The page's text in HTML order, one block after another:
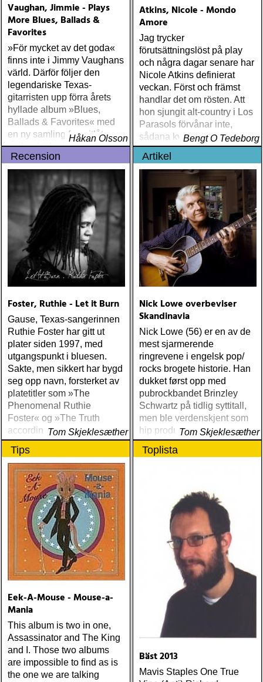
Vaughan, Jimmie - Plays
More Blues, Ballads &
Favorites
»För mycket av det goda«
finns inte i Jimmy Vaughans
värld. Därför följer den
legendariske Texas-
gitarristen upp förra årets
hyllade album »Blues,
Ballads & Favorites« med
en ny samling favoritlåtar
under det logiska namnet
»More Blues, Ballads &
Favorites«
Håkan Olsson
Atkins, Nicole - Mondo
Amore
Jag trycker
förutsättningslöst på play
och några dagar senare har
Nicole Atkins definierat
veckan. Först och främst
handlar det om rösten. Att
hon sjungit alt-country i Los
Parasols förvånar inte,
sådana kvaliteter är lätta att
föreställa sig, men detta är
något helt annat
Bengt O Tedeborg
Recension
Foster, Ruthie - Let it Burn
Gause, Texas-sangerinnen
Ruthie Foster har gitt ut
plater siden 1997, med
utgangspunkt i bluesen.
Sakte, men sikkert har bygd
seg opp navn, forsterket av
platetitler som »The
Phenomenal Ruthie
Foster« og »The Truth
according to Ruthie Foster«
Tom Skjeklesæther
Artikel
Nick Lowe overbeviser
Skandinavia
Nick Lowe (56) er en av de
mest sjarmerende
ringrevene i engelsk pop/
rocks brogete historie. Han
dukket først opp med
pubrockbandet Brinzley
Schwartz på tidlig syttitall,
men ble verdenskjent som
hip produsent for punk og
new wave på slutten av det
årtiet.
Tom Skjeklesæther
Tips
Eek-A-Mouse - Mouse-a-
Mania
This album is two in one,
Assassinator and The King
and I. Those two albums
are impossible to find as is
the one we are talking
Toplista
Bäst 2013
Mavis Staples One True